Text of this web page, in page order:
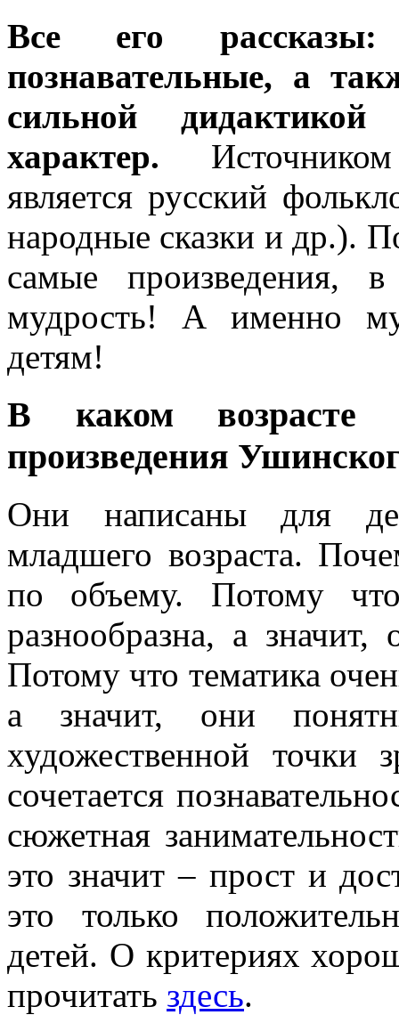
Все его рассказы:
познавательные, а
сильной
характер.
является русский
народные сказки и др.).
самые произведения,
мудрость! А именно
детям!
В каком возрасте
произведения
Они написаны для
младшего возраста.
по объему. Потому что
разнообразна, а значит,
Потому что тематика
а значит, они
художественной точки
сочетается
сюжетная
это значит – прост и
это только
детей. О критериях
прочитать здесь.